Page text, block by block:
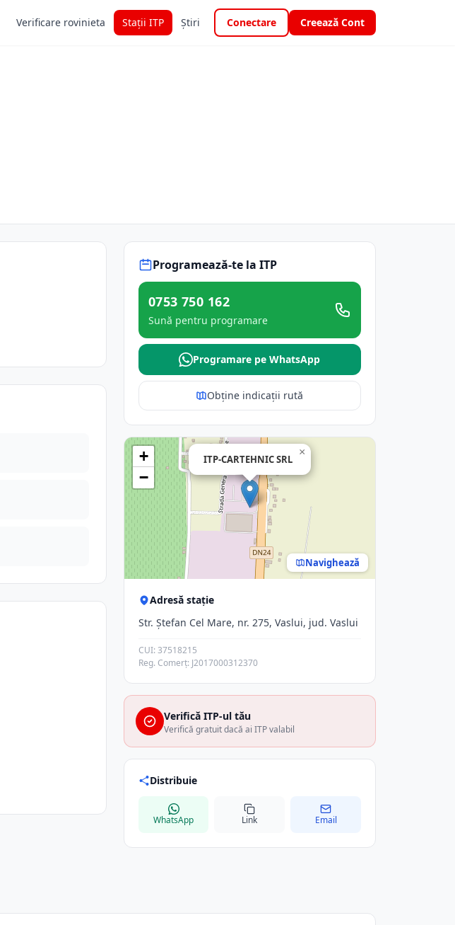
Verificare rovinieta Stații ITP Știri Conectare Creează Cont
Programează-te la ITP
0753 750 162
Sună pentru programare
Programare pe WhatsApp
Obține indicații rută
ITP-CARTEHNIC SRL
×
+
−
Navighează
Adresă stație
Str. Ştefan Cel Mare, nr. 275, Vaslui, jud. Vaslui
CUI: 37518215
Reg. Comerț: J2017000312370
Verifică ITP-ul tău
Verifică gratuit dacă ai ITP valabil
Distribuie
WhatsApp Link Email